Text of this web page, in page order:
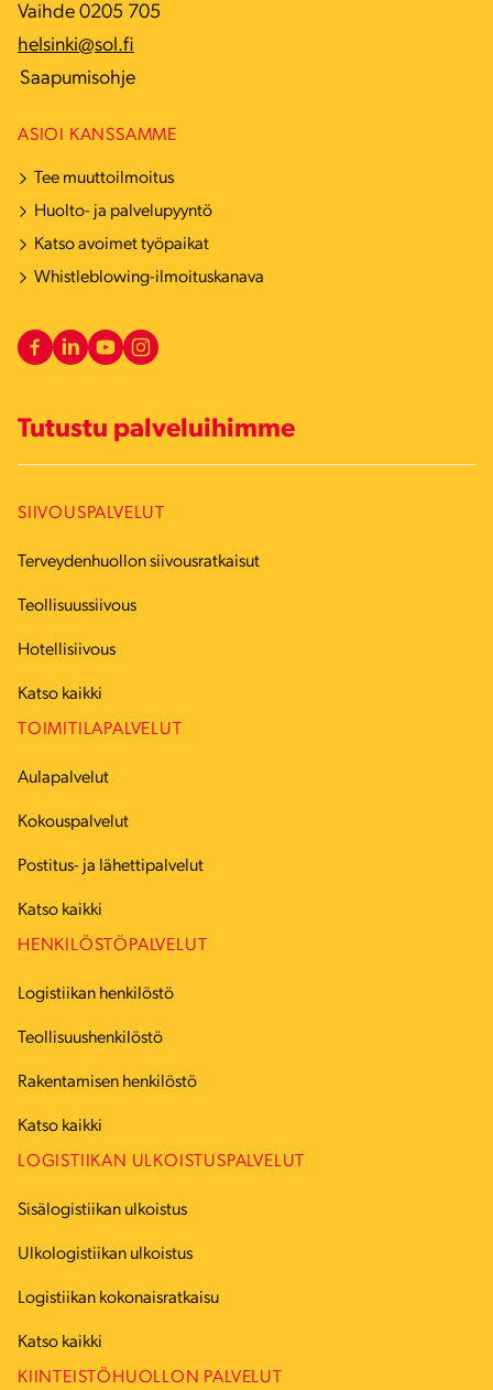
Vaihde 0205 705
helsinki@sol.fi
Saapumisohje
ASIOI KANSSAMME
Tee muuttoilmoitus
Huolto- ja palvelupyyntö
Katso avoimet työpaikat
Whistleblowing-ilmoituskanava
Tutustu palveluihimme
SIIVOUSPALVELUT
Terveydenhuollon siivousratkaisut
Teollisuussiivous
Hotellisiivous
Katso kaikki
TOIMITILAPALVELUT
Aulapalvelut
Kokouspalvelut
Postitus- ja lähettipalvelut
Katso kaikki
HENKILÖSTÖPALVELUT
Logistiikan henkilöstö
Teollisuushenkilöstö
Rakentamisen henkilöstö
Katso kaikki
LOGISTIIKAN ULKOISTUSPALVELUT
Sisälogistiikan ulkoistus
Ulkologistiikan ulkoistus
Logistiikan kokonaisratkaisu
Katso kaikki
KIINTEISTÖHUOLLON PALVELUT